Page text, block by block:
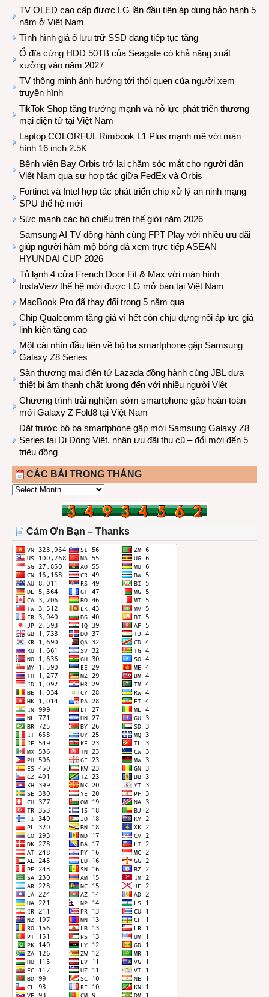
TV OLED cao cấp được LG lần đầu tiên áp dụng bảo hành 5
năm ở Việt Nam
Tình hình giá ổ lưu trữ SSD đang tiếp tục tăng
Ổ đĩa cứng HDD 50TB của Seagate có khả năng xuất
xưởng vào năm 2027
TV thông minh ảnh hưởng tới thói quen của người xem
truyền hình
TikTok Shop tăng trưởng mạnh và nỗ lực phát triển thương
mại điện tử tại Việt Nam
Laptop COLORFUL Rimbook L1 Plus mạnh mẽ với màn
hình 16 inch 2.5K
Bệnh viện Bay Orbis trở lại chăm sóc mắt cho người dân
Việt Nam qua sự hợp tác giữa FedEx và Orbis
Fortinet và Intel hợp tác phát triển chip xử lý an ninh mạng
SPU thế hệ mới
Sức mạnh các hộ chiếu trên thế giới năm 2026
Samsung AI TV đồng hành cùng FPT Play với nhiều ưu đãi
giúp người hâm mộ bóng đá xem trực tiếp ASEAN
HYUNDAI CUP 2026
Tủ lạnh 4 cửa French Door Fit & Max với màn hình
InstaView thế hệ mới được LG mở bán tại Việt Nam
MacBook Pro đã thay đổi trong 5 năm qua
Chip Qualcomm tăng giá vì hết còn chịu đựng nổi áp lực giá
linh kiện tăng cao
Một cái nhìn đầu tiên về bộ ba smartphone gập Samsung
Galaxy Z8 Series
Sàn thương mại điện tử Lazada đồng hành cùng JBL dưa
thiết bị âm thanh chất lượng đến với nhiều người Việt
Chương trình trải nghiệm sớm smartphone gập hoàn toàn
mới Galaxy Z Fold8 tại Việt Nam
Đặt trước bộ ba smartphone gập mới Samsung Galaxy Z8
Series tại Di Động Việt, nhận ưu đãi thu cũ – đổi mới đến 5
triệu đồng
CÁC BÀI TRONG THÁNG
CÁC
THÁNG
Cảm Ơn Bạn – Thanks